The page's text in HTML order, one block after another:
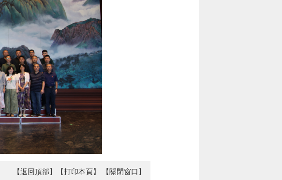
【返回頂部】 【打印本頁】 【關閉窗口】